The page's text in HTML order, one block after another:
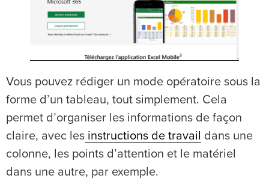
Vous pouvez rédiger un mode opératoire sous la
forme d’un tableau, tout simplement. Cela
permet d’organiser les informations de façon
claire, avec les instructions de travail
dans une
colonne, les points d’attention et le matériel
dans une autre, par exemple.